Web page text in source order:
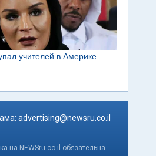
advertising@newsru.co.il
на NEWSru.co.il обязательна.